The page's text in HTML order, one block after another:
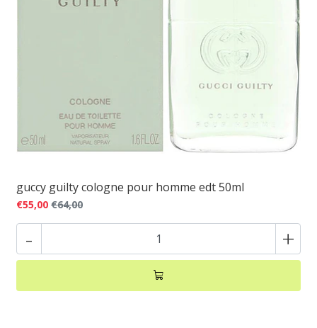
guccy guilty cologne pour homme edt 50ml
€55,00 €64,00
- +